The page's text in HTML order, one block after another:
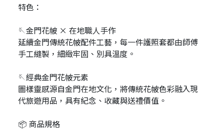
特色：
🪡金門花帔 × 在地職人手作
延續金門傳統花帔配件工藝，每一件護照套都由師傅
手工縫製，細緻牢固、別具溫度。
🪡經典金門花帔元素
圖樣靈感源自金門在地文化，將傳統花帔色彩融入現
代旅遊用品，具有紀念、收藏與送禮價值。
📦 商品規格